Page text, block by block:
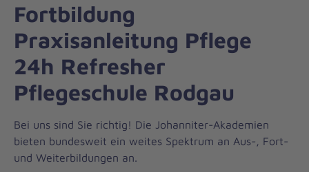
zum
Fortbildung
Praxisanleitung Pflege
24h Refresher
Pflegeschule Rodgau
Bei uns sind Sie richtig! Die Johanniter-Akademien
bieten bundesweit ein weites Spektrum an Aus-, Fort-
und Weiterbildungen an.